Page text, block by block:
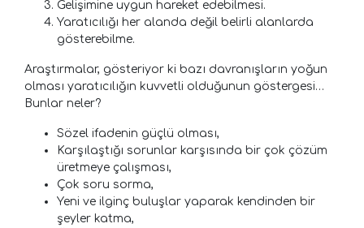
Gelişimine uygun hareket edebilmesi.
Yaratıcılığı her alanda değil belirli alanlarda
gösterebilme.
Araştırmalar, gösteriyor ki bazı davranışların yoğun
olması yaratıcılığın kuvvetli olduğunun göstergesi…
Bunlar neler?
Sözel ifadenin güçlü olması,
Karşılaştığı sorunlar karşısında bir çok çözüm
üretmeye çalışması,
Çok soru sorma,
Yeni ve ilginç buluşlar yaparak kendinden bir
şeyler katma,